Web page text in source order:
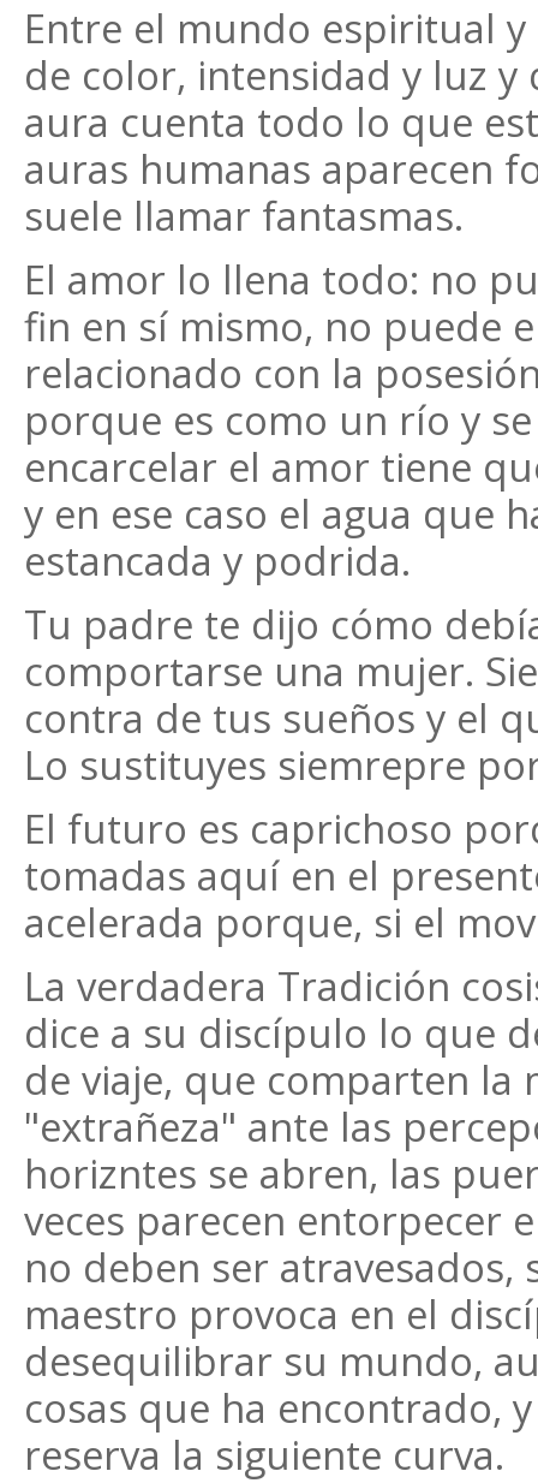
Entre el mundo espiritual
de color, intensidad y luz
aura cuenta todo lo que
auras humanas aparecen
suele llamar fantasmas.
El amor lo llena todo: no
fin en sí mismo, no puede
relacionado con la
porque es como un río y
encarcelar el amor tiene
y en ese caso el agua que
estancada y podrida.
Tu padre te dijo cómo
comportarse una mujer.
contra de tus sueños y el
Lo sustituyes siemrepre
El futuro es caprichoso
tomadas aquí en el
acelerada porque, si el
La verdadera Tradición
dice a su discípulo lo que
de viaje, que comparten la
"extrañeza" ante las
horizntes se abren, las
veces parecen entorpecer
no deben ser
maestro provoca en el
desequilibrar su mundo,
cosas que ha encontrado,
reserva la siguiente curva.